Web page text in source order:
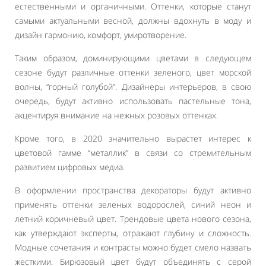
естественными и органичными. Оттенки, которые станут
самыми актуальными весной, должны вдохнуть в моду и
дизайн гармонию, комфорт, умиротворение.
Таким образом, доминирующими цветами в следующем
сезоне будут различные оттенки зеленого, цвет морской
волны, “горный голубой”. Дизайнеры интерьеров, в свою
очередь, будут активно использовать пастельные тона,
акцентируя внимание на нежных розовых оттенках.
Кроме того, в 2020 значительно вырастет интерес к
цветовой гамме “металлик” в связи со стремительным
развитием цифровых медиа.
В оформлении пространства декораторы будут активно
применять оттенки зеленых водорослей, синий неон и
летний коричневый цвет. Трендовые цвета нового сезона,
как утверждают эксперты, отражают глубину и сложность.
Модные сочетания и контрасты можно будет смело назвать
жесткими. Бирюзовый цвет будут объединять с серой